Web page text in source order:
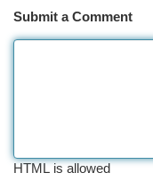
Submit a Comment
HTML is allowed